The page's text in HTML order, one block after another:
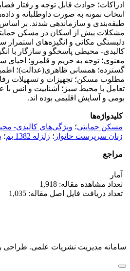
ادراکات؛ حوادث قابل توجه و رفتار
انتخاب نمونه به صورت داوطلبانه و
طبقه‌بندی و سازماندهی شدند. بر اساس
مشکلات پیش از اسکان در مسکن
دلبستگی مکانی و انگیزه‌های استمرار
کالبدی- محیطی پاسخگو و سازگار با
معنوی؛ توجه به حریم و قلمرو؛ احیای
گسترده؛ همسانی ظاهری(عدالت)؛
مطلوب مسکن؛ تجهیزات و تسهیلات
تعامل با محیط سبز؛ آشناییت و انس
بومی و آسایش اقلیمی بوده ‌اند.
کلیدواژه‌ها
مسکن حمایتی؛ ویژگی‌های کالبدی-
زنان سرپرست خانوار ؛ زلزله 1382 بم ؛
مراجع
آمار
تعداد مشاهده مقاله: 1,918
تعداد دریافت فایل اصل مقاله: 1,035
سامانه مدیریت نشریات علمی. طراحی و